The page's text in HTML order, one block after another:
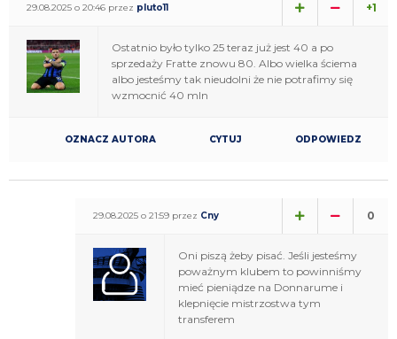
29.08.2025 o 20:46 przez pluto11 +1
Ostatnio było tylko 25 teraz już jest 40 a po
sprzedaży Fratte znowu 80. Albo wielka ściema
albo jesteśmy tak nieudolni że nie potrafimy się
wzmocnić 40 mln
OZNACZ AUTORA CYTUJ ODPOWIEDZ
29.08.2025 o 21:59 przez Cny 0
Oni piszą żeby pisać. Jeśli jesteśmy
poważnym klubem to powinniśmy
mieć pieniądze na Donnarume i
klepnięcie mistrzostwa tym
transferem